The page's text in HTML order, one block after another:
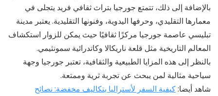
بالإضافة إلى ذلك، تتمتع جورجيا بتراث ثقافي فريد يتجلى في
معمارها التقليدي، وحرفها اليدوية، وفنونها التقليدية. يعتبر مدينة
تبليسي عاصمة جورجيا مركزًا ثقافيًا حيث يمكن للزوار استكشاف
المعالم التاريخية مثل قلعة ناريكالا وكاتدرائية سمونثيمي.
بالنظر إلى هذه المزايا الطبيعية والثقافية، تعتبر جورجيا وجهة
سياحية مثالية لمن يبحث عن تجربة ثرية وممتعة.
شاهد أيضا:كيفية السفر لأستراليا بتكاليف مخفضة: نصائح